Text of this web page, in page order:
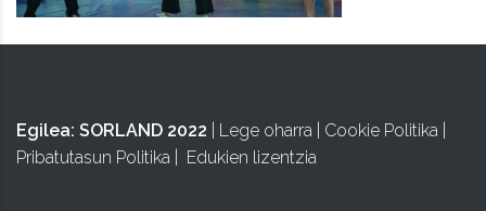
Egilea: SORLAND 2022 Lege oharra Cookie Politika
Pribatutasun Politika
Edukien lizentzia